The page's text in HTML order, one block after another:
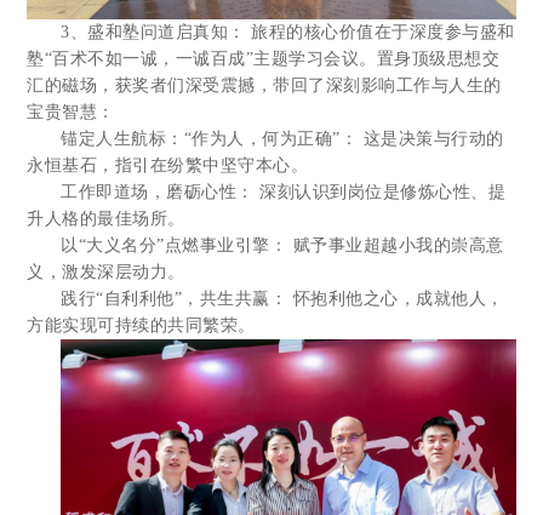
3、盛和塾问道启真知： 旅程的核心价值在于深度参与盛和
塾“百术不如一诚，一诚百成”主题学习会议。置身顶级思想交
汇的磁场，获奖者们深受震撼，带回了深刻影响工作与人生的
宝贵智慧：
锚定人生航标：“作为人，何为正确”： 这是决策与行动的
永恒基石，指引在纷繁中坚守本心。
工作即道场，磨砺心性： 深刻认识到岗位是修炼心性、提
升人格的最佳场所。
以“大义名分”点燃事业引擎： 赋予事业超越小我的崇高意
义，激发深层动力。
践行“自利利他”，共生共赢： 怀抱利他之心，成就他人，
方能实现可持续的共同繁荣。